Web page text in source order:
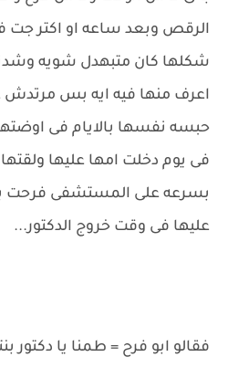
الرقص وبعد ساعه او اكتر جت
شكلها كان متبهدل شويه
اعرف منها فيه ايه بس مرتدش
حبسه نفسها بالايام فى
فى يوم دخلت امها عليها
بسرعه على المستشفى فرحت
عليها فى وقت خروج الدكتور...
فقالو ابو فرح = طمنا يا دكتور